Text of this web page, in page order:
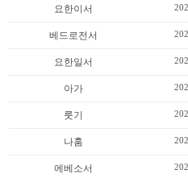
요한이서
베드로전서
요한일서
아가
룻기
나훔
에베소서